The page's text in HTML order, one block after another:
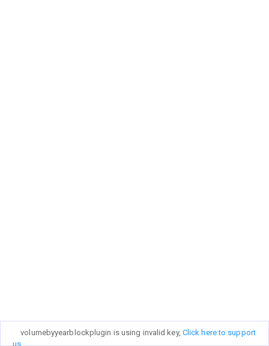
volumebyyearblockplugin is using invalid key, Click here to support
us